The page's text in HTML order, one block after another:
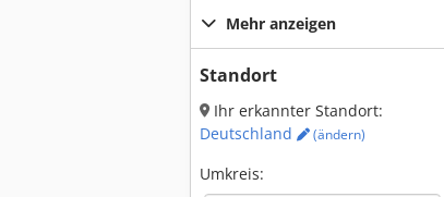
Mehr anzeigen
Standort
Ihr erkannter Standort:
Deutschland
(ändern)
Umkreis: